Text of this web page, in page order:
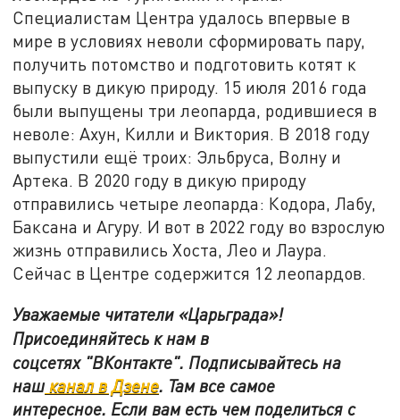
Специалистам Центра удалось впервые в
мире в условиях неволи сформировать пару,
получить потомство и подготовить котят к
выпуску в дикую природу. 15 июля 2016 года
были выпущены три леопарда, родившиеся в
неволе: Ахун, Килли и Виктория. В 2018 году
выпустили ещё троих: Эльбруса, Волну и
Артека. В 2020 году в дикую природу
отправились четыре леопарда: Кодора, Лабу,
Баксана и Агуру. И вот в 2022 году во взрослую
жизнь отправились Хоста, Лео и Лаура.
Сейчас в Центре содержится 12 леопардов.
Уважаемые читатели «Царьграда»!
Присоединяйтесь к нам в
соцсетях "ВКонтакте". Подписывайтесь на
нашканал в Дзене. Там все самое
интересное. Если вам есть чем поделиться с